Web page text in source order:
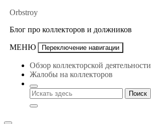
Перейти
содержимому
Orbstroy
Блог про коллекторов и должников
МЕНЮ Переключение навигации
Обзор коллекторской деятельности
Жалобы на коллекторов